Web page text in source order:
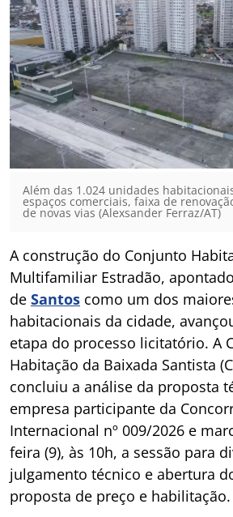
Além das 1.024 unidades
espaços comerciais, faixa de
de novas vias (Alexsander Ferraz/AT)
A construção do Conjunto
Multifamiliar Estradão,
de Santos como um dos
habitacionais da cidade,
etapa do processo licitatório. A
Habitação da Baixada Santista
concluiu a análise da proposta
empresa participante da
Internacional nº 009/2026 e
feira (9), às 10h, a sessão para
julgamento técnico e abertura
proposta de preço e habilitação.